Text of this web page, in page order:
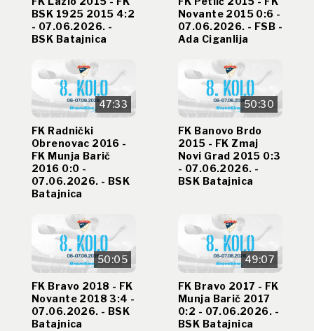
BSK 1925 2015 4:2
- 07.06.2026. -
BSK Batajnica
Novante 2015 0:6 -
07.06.2026. - FSB -
Ada Ciganlija
47:33
FK Radnički
Obrenovac 2016 -
FK Munja Barič
2016 0:0 -
07.06.2026. - BSK
Batajnica
50:30
FK Banovo Brdo
2015 - FK Zmaj
Novi Grad 2015 0:3
- 07.06.2026. -
BSK Batajnica
50:05
FK Bravo 2018 - FK
Novante 2018 3:4 -
07.06.2026. - BSK
Batajnica
49:07
FK Bravo 2017 - FK
Munja Barič 2017
0:2 - 07.06.2026. -
BSK Batajnica